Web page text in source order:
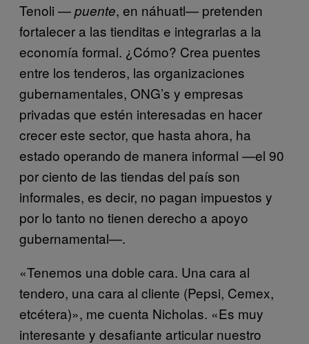
Tenoli —puente, en náhuatl— pretenden
fortalecer a las tienditas e integrarlas a la
economía formal. ¿Cómo? Crea puentes
entre los tenderos, las organizaciones
gubernamentales, ONG’s y empresas
privadas que estén interesadas en hacer
crecer este sector, que hasta ahora, ha
estado operando de manera informal —el 90
por ciento de las tiendas del país son
informales, es decir, no pagan impuestos y
por lo tanto no tienen derecho a apoyo
gubernamental—.
«Tenemos una doble cara. Una cara al
tendero, una cara al cliente (Pepsi, Cemex,
etcétera)», me cuenta Nicholas. «Es muy
interesante y desafiante articular nuestro